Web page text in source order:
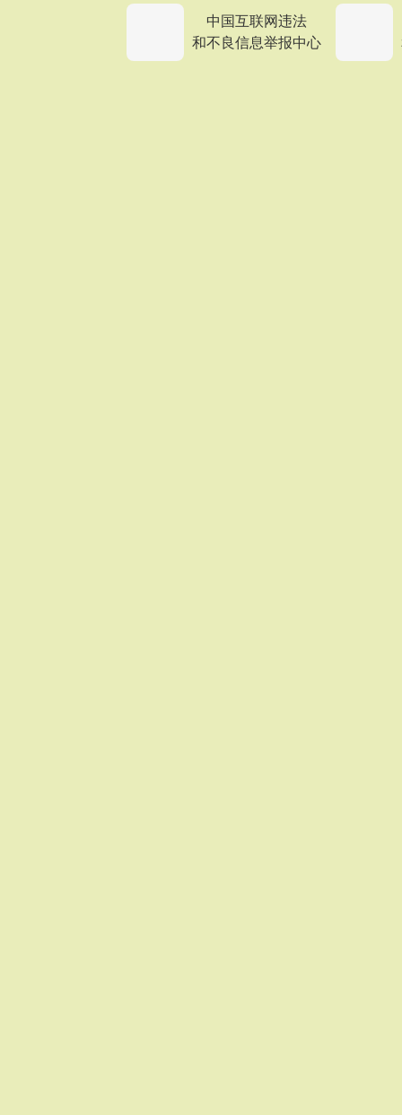
中国互联网违法
和不良信息举报中心